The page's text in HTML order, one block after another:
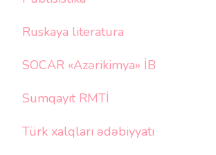
Ruskaya literatura
SOCAR «Azərikimya» İB
Sumqayıt RMTİ
Türk xalqları ədəbiyyatı